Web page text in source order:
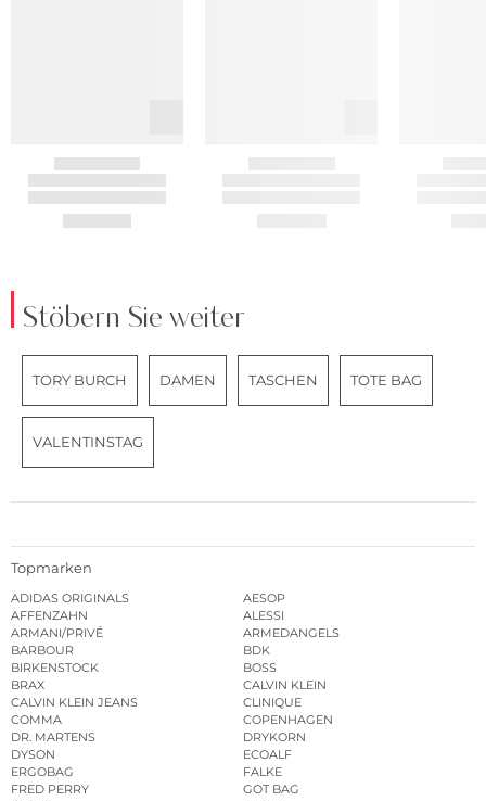
Stöbern Sie weiter
TORY BURCH DAMEN TASCHEN TOTE BAG
VALENTINSTAG
Topmarken
ADIDAS ORIGINALS
AESOP
AFFENZAHN
ALESSI
ARMANI/PRIVÉ
ARMEDANGELS
BARBOUR
BDK
BIRKENSTOCK
BOSS
BRAX
CALVIN KLEIN
CALVIN KLEIN JEANS
CLINIQUE
COMMA
COPENHAGEN
DR. MARTENS
DRYKORN
DYSON
ECOALF
ERGOBAG
FALKE
FRED PERRY
GOT BAG